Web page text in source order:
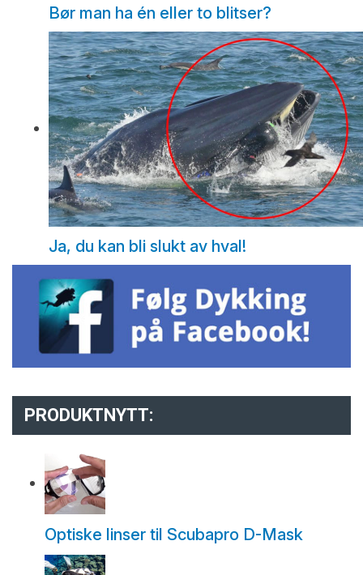
Bør man ha én eller to blitser?
Ja, du kan bli slukt av hval!
PRODUKTNYTT:
Optiske linser til Scubapro D-Mask